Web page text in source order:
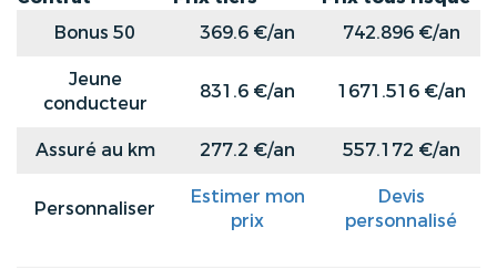
Bonus 50
369.6 €/an
742.896 €/an
Jeune
conducteur
831.6 €/an 1671.516 €/an
Assuré au km 277.2 €/an 557.172 €/an
Personnaliser
Estimer mon
prix
Devis
personnalisé